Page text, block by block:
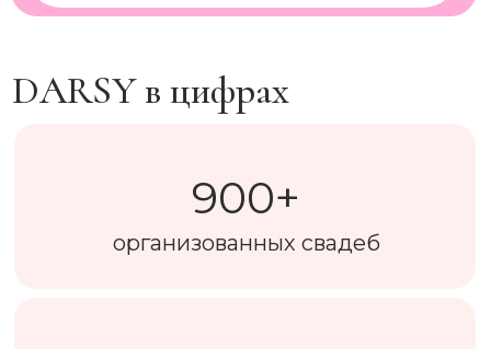
900+
организованных свадеб
DARSY в цифрах